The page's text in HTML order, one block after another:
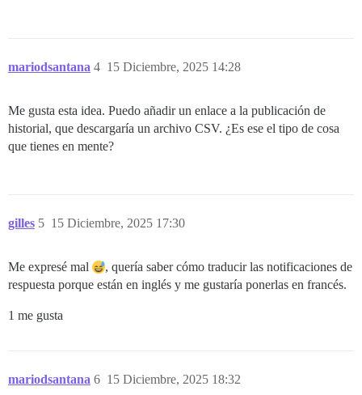
mariodsantana 15 Diciembre, 2025 14:28
4
Me gusta esta idea. Puedo añadir un enlace a la publicación de
historial, que descargaría un archivo CSV. ¿Es ese el tipo de cosa
que tienes en mente?
gilles 15 Diciembre, 2025 17:30
5
Me expresé mal
, quería saber cómo traducir las notificaciones de
respuesta porque están en inglés y me gustaría ponerlas en francés.
1 me gusta
mariodsantana 15 Diciembre, 2025 18:32
6